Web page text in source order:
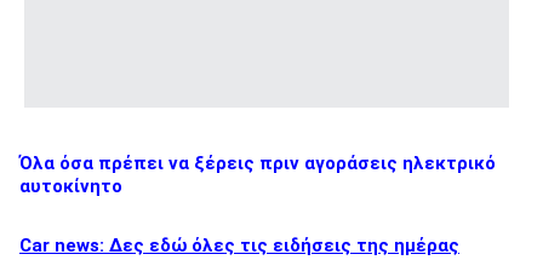
Όλα όσα πρέπει να ξέρεις πριν αγοράσεις ηλεκτρικό
αυτοκίνητο
Car news: Δες εδώ όλες τις ειδήσεις της ημέρας